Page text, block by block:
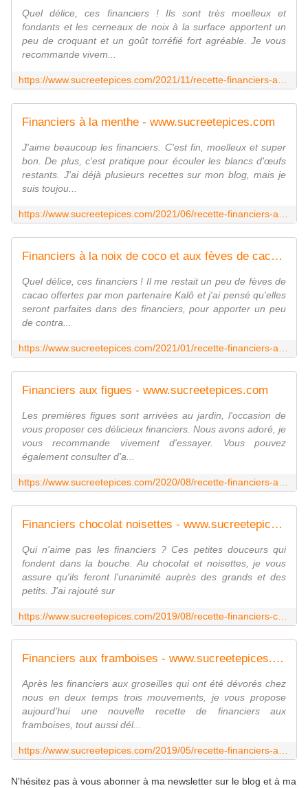
Quel délice, ces financiers ! Ils sont très moelleux et
fondants et les cerneaux de noix à la surface apportent un
peu de croquant et un goût torréfié fort agréable. Je vous
recommande vivem...
Financiers à la menthe - www.sucreetepices.com
J'aime beaucoup les financiers. C'est fin, moelleux et super
bon. De plus, c'est pratique pour écouler les blancs d'œufs
restants. J'ai déjà plusieurs recettes sur mon blog, mais je
suis toujou...
Financiers à la noix de coco et aux fèves de cacao - www.sucreetepices.com
Quel délice, ces financiers ! Il me restait un peu de fèves de
cacao offertes par mon partenaire Kalô et j'ai pensé qu'elles
seront parfaites dans des financiers, pour apporter un peu
de contra...
Financiers aux figues - www.sucreetepices.com
Les premières figues sont arrivées au jardin, l'occasion de
vous proposer ces délicieux financiers. Nous avons adoré, je
vous recommande vivement d'essayer. Vous pouvez
également consulter d'a...
Financiers chocolat noisettes - www.sucreetepices.com
Qui n'aime pas les financiers ? Ces petites douceurs qui
fondent dans la bouche. Au chocolat et noisettes, je vous
assure qu'ils feront l'unanimité auprès des grands et des
petits. J'ai rajouté sur
Financiers aux framboises - www.sucreetepices.com
Après les financiers aux groseilles qui ont été dévorés chez
nous en deux temps trois mouvements, je vous propose
aujourd'hui une nouvelle recette de financiers aux
framboises, tout aussi dél...
N'hésitez pas à vous abonner à ma newsletter sur le blog et à ma